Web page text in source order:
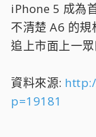
iPhone 5 成為
不清楚 A6 的
追上市面上一眾
資料來源:
p=19181